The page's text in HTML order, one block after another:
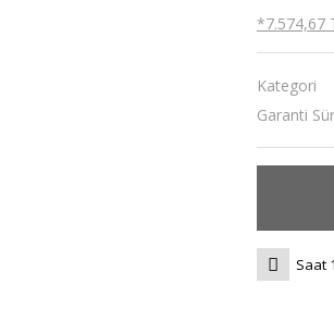
*7.574,67
Kategori
Garanti
Saat